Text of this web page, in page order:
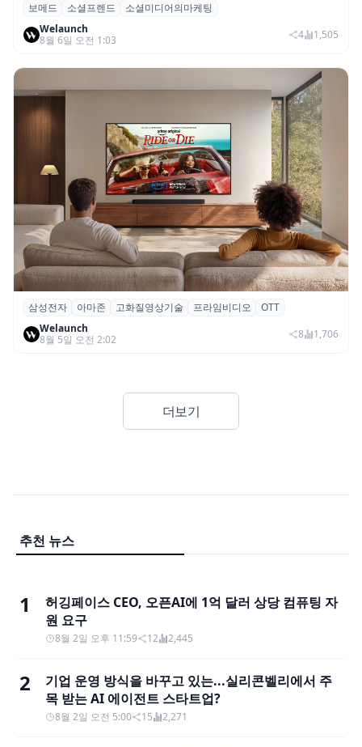
보메드 ‘소셜프렌드’, 유튜브·인스타 등 6개
SNS 마케팅 통합 지원
보메드 소셜프렌드
소셜미디어의마케팅
Welaunch
8월 6일 오전 1:03
4 1,505
삼성전자·아마존, 프라임 비디오에 ‘HDR10+
어드밴스드’ 적용
삼성전자 아마존 고화질영상기술 프라임비디오
OTT
Welaunch
8월 5일 오전 2:02
8 1,706
더보기
추천 뉴스
1
허깅페이스 CEO, 오픈AI에 1억 달러 상당 컴퓨팅 자
원 요구
8월 2일 오후 11:59 12 2,445
2
기업 운영 방식을 바꾸고 있는...실리콘벨리에서 주
목 받는 AI 에이전트 스타트업?
8월 2일 오전 5:00 15 2,271